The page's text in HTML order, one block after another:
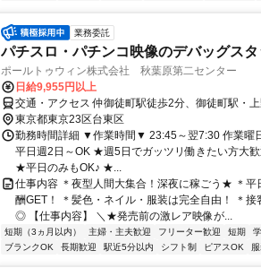
業務委託
パチスロ・パチンコ映像のデバッグスタ
ポールトゥウィン株式会社 秋葉原第二センター
日給9,955円以上
交通・アクセス 仲御徒町駅徒歩2分、御徒町駅・
東京都東京23区台東区
勤務時間詳細 ▼作業時間▼ 23:45～翌7:30 作業曜
平日週2日～OK ★週5日でガッツリ働きたい方大
★平日のみもOK♪ ★...
仕事内容 ＊夜型人間大集合！深夜に稼ごう★ ＊平
酬GET！ ＊髪色・ネイル・服装は完全自由！ ＊
◎ 【仕事内容】 ＼★発売前の激レア映像が...
短期（3ヵ月以内） 主婦・主夫歓迎 フリーター歓迎 短期
ブランクOK
長期歓迎 駅近5分以内 シフト制 ピアスOK